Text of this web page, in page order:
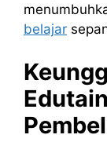
belajar